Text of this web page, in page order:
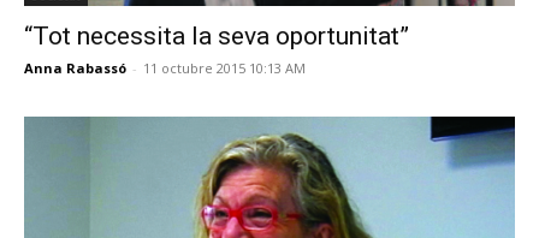
“Tot necessita la seva oportunitat”
Anna Rabassó - 11 octubre 2015 10:13 AM